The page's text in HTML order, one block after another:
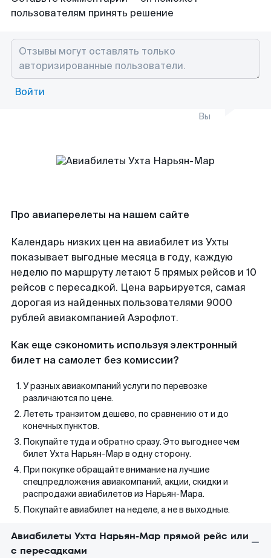
пользователям принять решение
Войти
Вы
Про авиаперелеты на нашем сайте
Календарь низких цен на авиабилет из Ухты
показывает выгодные месяца в году, каждую
неделю по маршруту летают 5 прямых рейсов и 10
рейсов с пересадкой. Цена варьируется, самая
дорогая из найденных пользователями 9000
рублей авиакомпанией Аэрофлот.
Как еще сэкономить используя электронный
билет на самолет без комиссии?
У разных авиакомпаний услуги по перевозке
различаются по цене.
Лететь транзитом дешево, по сравнению от и до
конечных пунктов.
Покупайте туда и обратно сразу. Это выгоднее чем
билет Ухта Нарьян-Мар в одну сторону.
При покупке обращайте внимание на лучшие
спецпредложения авиакомпаний, акции, скидки и
распродажи авиабилетов из Нарьян-Мара.
Покупайте авиабилет на неделе, а не в выходные.
Авиабилеты Ухта Нарьян-Мар прямой рейс или
с пересадками